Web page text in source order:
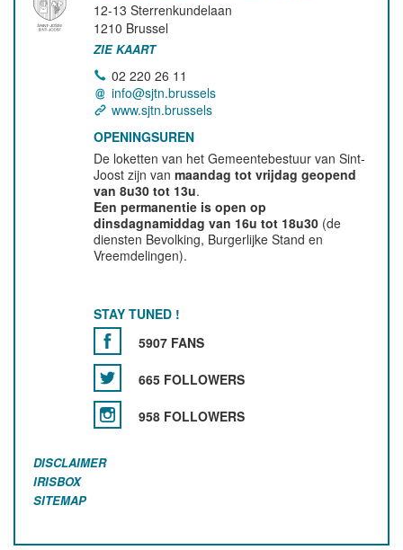
12-13 Sterrenkundelaan
1210 Brussel
ZIE KAART
02 220 26 11
info@sjtn.brussels
www.sjtn.brussels
OPENINGSUREN
De loketten van het Gemeentebestuur van Sint-
Joost zijn vanmaandag tot vrijdag geopend
van 8u30 tot 13u.
Een permanentie is open op
dinsdagnamiddag van 16u tot 18u30 (de
diensten Bevolking, Burgerlijke Stand en
Vreemdelingen).
STAY TUNED !
5907 FANS
665 FOLLOWERS
958 FOLLOWERS
DISCLAIMER
IRISBOX
SITEMAP